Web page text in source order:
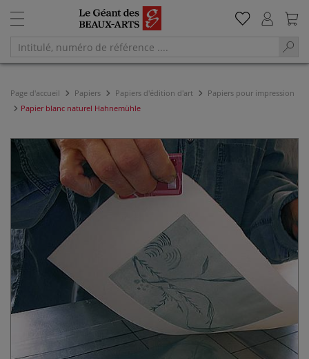
Page d'accueil Papiers Papiers d'édition d'art
Papiers pour impression
Papier blanc naturel Hahnemühle